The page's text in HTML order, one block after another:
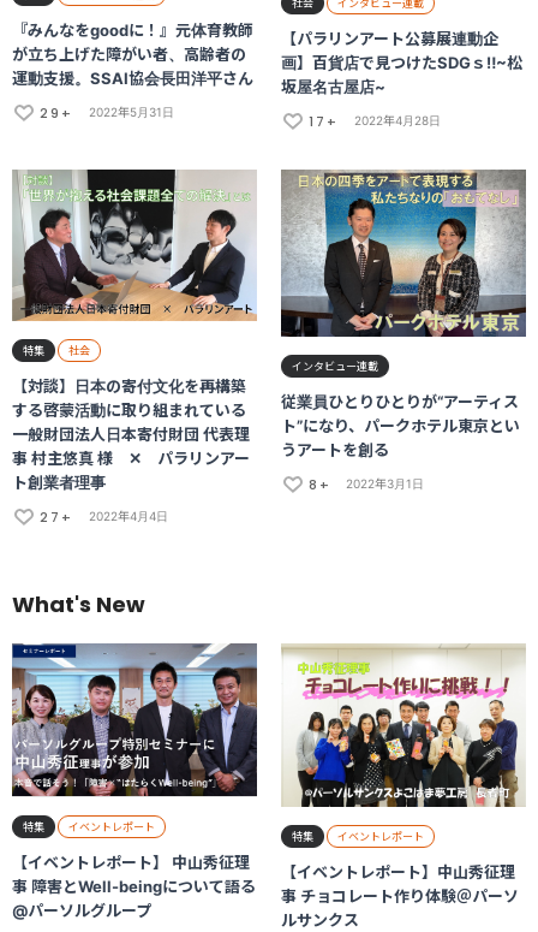
『みんなをgoodに！』元体育教師
が立ち上げた障がい者、高齢者の
運動支援。SSAI協会長田洋平さん
29+
2022年5月31日
社会 インタビュー連載
【パラリンアート公募展連動企
画】百貨店で見つけたSDGｓ‼~松
坂屋名古屋店~
17+
2022年4月28日
特集 社会
【対談】日本の寄付文化を再構築
する啓蒙活動に取り組まれている
一般財団法人日本寄付財団 代表理
事 村主悠真 様 ✕ パラリンアー
ト創業者理事
27+
2022年4月4日
インタビュー連載
従業員ひとりひとりが“アーティス
ト”になり、パークホテル東京とい
うアートを創る
8+
2022年3月1日
What's New
特集 イベントレポート
【イベントレポート】 中山秀征理
事 障害とWell-beingについて語る
@パーソルグループ
特集 イベントレポート
【イベントレポート】中山秀征理
事 チョコレート作り体験＠パーソ
ルサンクス